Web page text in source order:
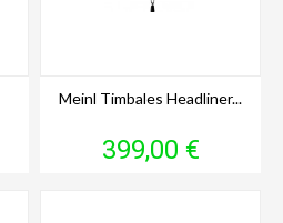
Meinl Timbales Headliner...
Prix
399,00 €